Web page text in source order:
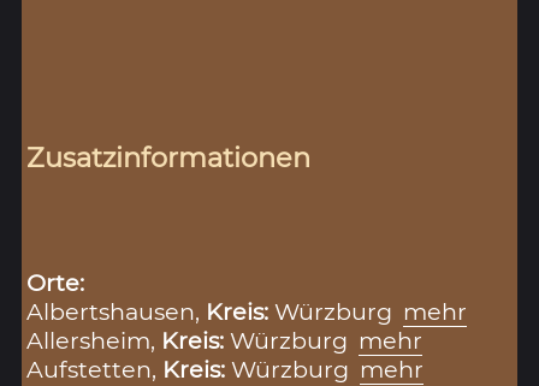
Zusatzinformationen
Orte:
Albertshausen, Kreis:Würzburg mehr
Allersheim, Kreis:Würzburg mehr
Aufstetten, Kreis:Würzburg mehr